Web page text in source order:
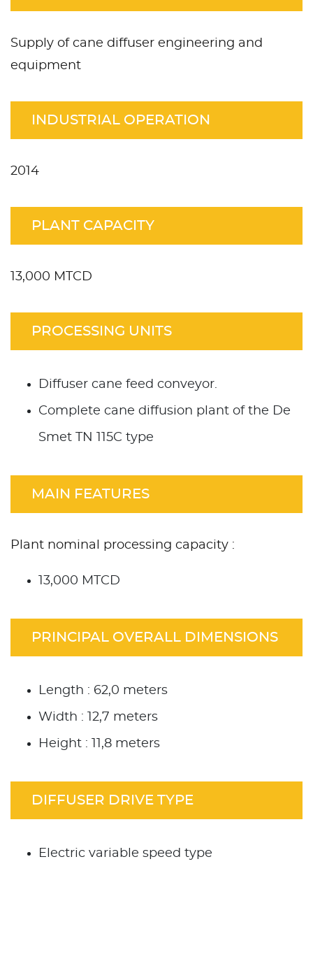
Supply of cane diffuser engineering and
equipment
INDUSTRIAL OPERATION
2014
PLANT CAPACITY
13,000 MTCD
PROCESSING UNITS
Diffuser cane feed conveyor.
Complete cane diffusion plant of the De
Smet TN 115C type
MAIN FEATURES
Plant nominal processing capacity :
13,000 MTCD
PRINCIPAL OVERALL DIMENSIONS
Length : 62,0 meters
Width : 12,7 meters
Height : 11,8 meters
DIFFUSER DRIVE TYPE
Electric variable speed type